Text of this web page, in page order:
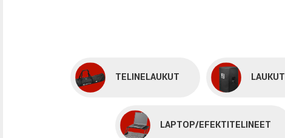
TELINELAUKUT LAUKUT
LAPTOP/EFEKTITELINEET